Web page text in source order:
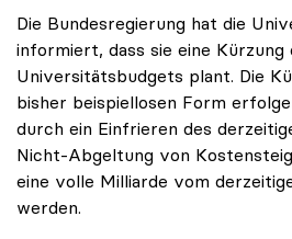
Die Bundesregierung hat die
informiert, dass sie eine Kürzung
Universitätsbudgets plant. Die
bisher beispiellosen Form
durch ein Einfrieren des
Nicht-Abgeltung von
eine volle Milliarde vom
werden.